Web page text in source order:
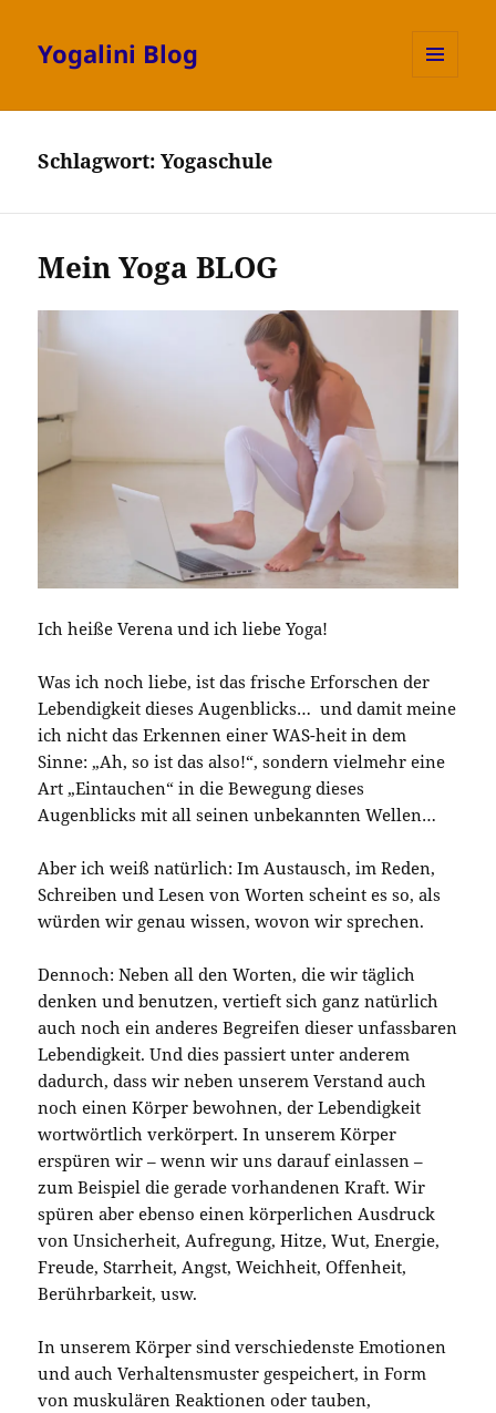
Yogalini Blog
Schlagwort:Yogaschule
Mein Yoga BLOG
Ich heiße Verena und ich liebe Yoga!
Was ich noch liebe, ist das frische Erforschen der
Lebendigkeit dieses Augenblicks… und damit meine
ich nicht das Erkennen einer WAS-heit in dem
Sinne: „Ah, so ist das also!“, sondern vielmehr eine
Art „Eintauchen“ in die Bewegung dieses
Augenblicks mit all seinen unbekannten Wellen…
Aber ich weiß natürlich: Im Austausch, im Reden,
Schreiben und Lesen von Worten scheint es so, als
würden wir genau wissen, wovon wir sprechen.
Dennoch: Neben all den Worten, die wir täglich
denken und benutzen, vertieft sich ganz natürlich
auch noch ein anderes Begreifen dieser unfassbaren
Lebendigkeit. Und dies passiert unter anderem
dadurch, dass wir neben unserem Verstand auch
noch einen Körper bewohnen, der Lebendigkeit
wortwörtlich verkörpert. In unserem Körper
erspüren wir – wenn wir uns darauf einlassen –
zum Beispiel die gerade vorhandenen Kraft. Wir
spüren aber ebenso einen körperlichen Ausdruck
von Unsicherheit, Aufregung, Hitze, Wut, Energie,
Freude, Starrheit, Angst, Weichheit, Offenheit,
Berührbarkeit, usw.
In unserem Körper sind verschiedenste Emotionen
und auch Verhaltensmuster gespeichert, in Form
von muskulären Reaktionen oder tauben,